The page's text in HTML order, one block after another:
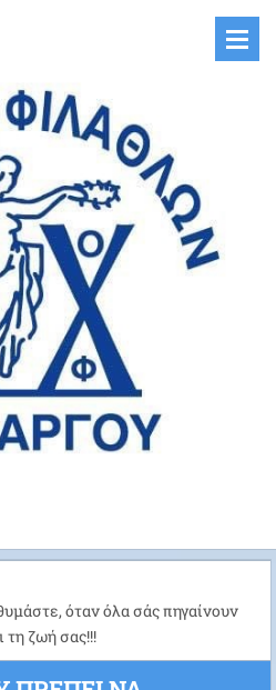
όταν όλα σάς πηγαίνουν
τη ζωή σας!!!